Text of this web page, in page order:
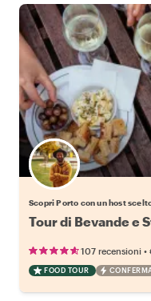
Scegli il tuo
Scopri Porto con un host
Tour di Bevande e
107 recensioni •
FOOD TOUR